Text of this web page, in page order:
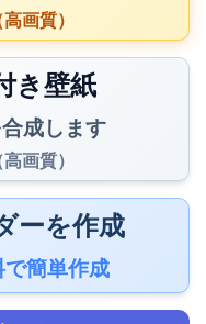
画質）
き壁紙
成します
画質）
ーを作成
簡単作成